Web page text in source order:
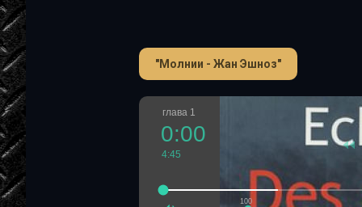
"Молнии - Жан Эшноз"
глава 1
100
0:00
4:45